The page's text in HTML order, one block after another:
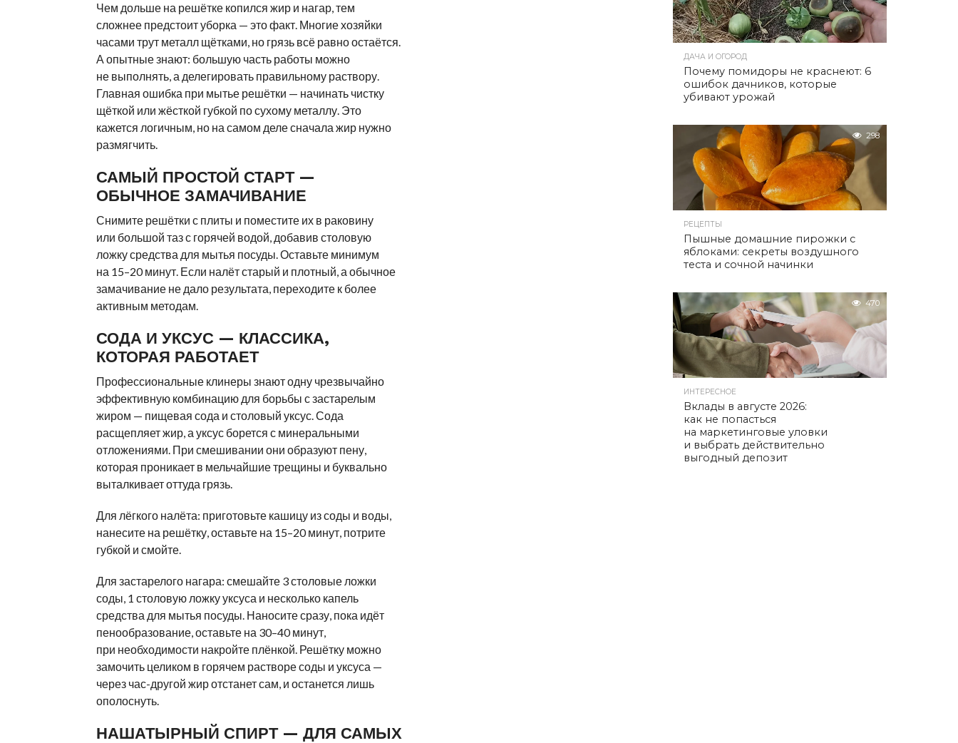
Чем дольше на решётке копился жир и нагар, тем
сложнее предстоит уборка — это факт. Многие хозяйки
часами трут металл щётками, но грязь всё равно остаётся.
А опытные знают: большую часть работы можно
не выполнять, а делегировать правильному раствору.
Главная ошибка при мытье решётки — начинать чистку
щёткой или жёсткой губкой по сухому металлу. Это
кажется логичным, но на самом деле сначала жир нужно
размягчить.
САМЫЙ ПРОСТОЙ СТАРТ —
ОБЫЧНОЕ ЗАМАЧИВАНИЕ
Снимите решётки с плиты и поместите их в раковину
или большой таз с горячей водой, добавив столовую
ложку средства для мытья посуды. Оставьте минимум
на 15–20 минут. Если налёт старый и плотный, а обычное
замачивание не дало результата, переходите к более
активным методам.
СОДА И УКСУС — КЛАССИКА,
КОТОРАЯ РАБОТАЕТ
Профессиональные клинеры знают одну чрезвычайно
эффективную комбинацию для борьбы с застарелым
жиром — пищевая сода и столовый уксус. Сода
расщепляет жир, а уксус борется с минеральными
отложениями. При смешивании они образуют пену,
которая проникает в мельчайшие трещины и буквально
выталкивает оттуда грязь.
Для лёгкого налёта: приготовьте кашицу из соды и воды,
нанесите на решётку, оставьте на 15–20 минут, потрите
губкой и смойте.
Для застарелого нагара: смешайте 3 столовые ложки
соды, 1 столовую ложку уксуса и несколько капель
средства для мытья посуды. Наносите сразу, пока идёт
пенообразование, оставьте на 30–40 минут,
при необходимости накройте плёнкой. Решётку можно
замочить целиком в горячем растворе соды и уксуса —
через час-другой жир отстанет сам, и останется лишь
ополоснуть.
НАШАТЫРНЫЙ СПИРТ — ДЛЯ САМЫХ
ДАЧА И ОГОРОД
Почему помидоры не краснеют: 6
ошибок дачников, которые
убивают урожай
298
РЕЦЕПТЫ
Пышные домашние пирожки с
яблоками: секреты воздушного
теста и сочной начинки
470
ИНТЕРЕСНОЕ
Вклады в августе 2026:
как не попасться
на маркетинговые уловки
и выбрать действительно
выгодный депозит